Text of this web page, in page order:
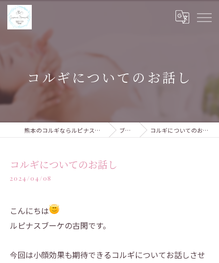
コルギについてのお話し
熊本のコルギならルピナスブーケ ブログ コルギについてのお話し
コルギについてのお話し
2024/04/08
こんにちは
ルピナスブーケの古閑です。
今回は小顔効果も期待できるコルギについてお話しさせ